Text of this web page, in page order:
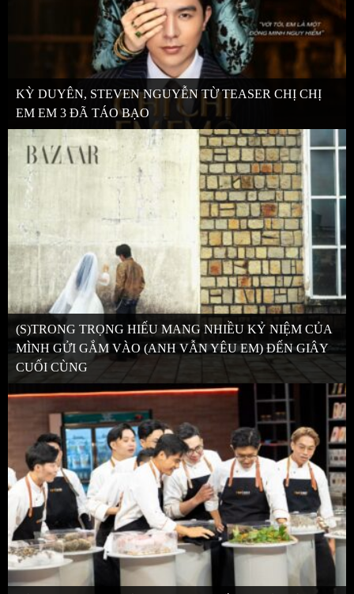
KỲ DUYÊN, STEVEN NGUYỄN TỪ TEASER CHỊ CHỊ
EM EM 3 ĐÃ TÁO BẠO
(S)TRONG TRỌNG HIẾU MANG NHIỀU KỶ NIỆM CỦA
MÌNH GỬI GẮM VÀO (ANH VẪN YÊU EM) ĐẾN GIÂY
CUỐI CÙNG